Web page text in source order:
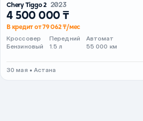
Chery Tiggo 2 2023
4 500 000 ₸
В кредит от 79 062 ₸/мес
Кроссовер
Бензиновый
Передний
1.5 л
Автомат
55 000 км
30 мая • Астана